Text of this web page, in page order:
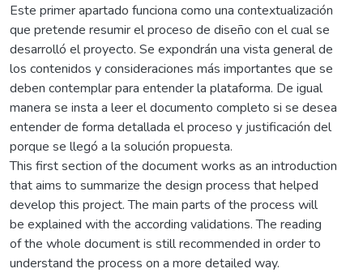
Este primer apartado funciona como una contextualización
que pretende resumir el proceso de diseño con el cual se
desarrolló el proyecto. Se expondrán una vista general de
los contenidos y consideraciones más importantes que se
deben contemplar para entender la plataforma. De igual
manera se insta a leer el documento completo si se desea
entender de forma detallada el proceso y justificación del
porque se llegó a la solución propuesta.
This first section of the document works as an introduction
that aims to summarize the design process that helped
develop this project. The main parts of the process will
be explained with the according validations. The reading
of the whole document is still recommended in order to
understand the process on a more detailed way.